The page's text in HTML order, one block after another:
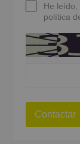
He leído,
política
Contactar